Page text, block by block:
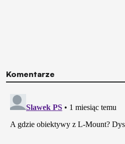
Komentarze